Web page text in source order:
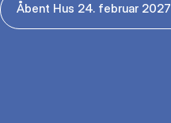
Åbent Hus 24. februar 2027